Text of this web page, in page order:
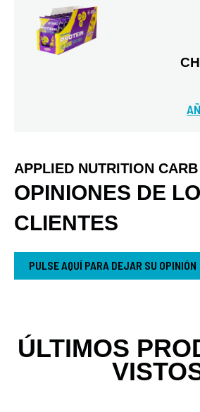
APPLIED NUTRITION
OPINIONES DE
CLIENTES
PULSE AQUÍ PARA DEJAR SU OPINIÓN
ÚLTIMOS